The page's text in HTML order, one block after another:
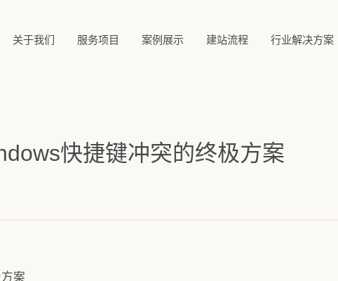
关于我们 服务项目 案例展示 建站流程 行业解决方案
快捷键冲突的终极方案